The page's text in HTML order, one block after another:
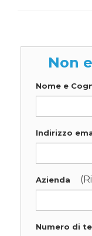
Non
Nome e
Indirizzo
Azienda
Numero di